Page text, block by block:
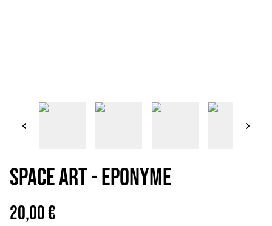
SPACE ART - Eponyme
20,00 €